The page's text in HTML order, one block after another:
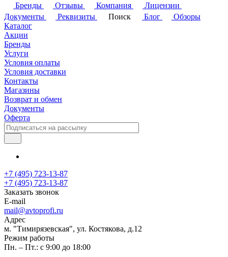
Бренды
Отзывы Компания
Лицензии
Документы
Реквизиты Поиск Блог
Обзоры
Каталог
Акции
Бренды
Услуги
Условия оплаты
Условия доставки
Контакты
Магазины
Возврат и обмен
Документы
Оферта
+7 (495) 723-13-87
+7 (495) 723-13-87
Заказать звонок
E-mail
mail@avtoprofi.ru
Адрес
м. "Тимирязевская", ул. Костякова, д.12
Режим работы
Пн. – Пт.: с 9:00 до 18:00